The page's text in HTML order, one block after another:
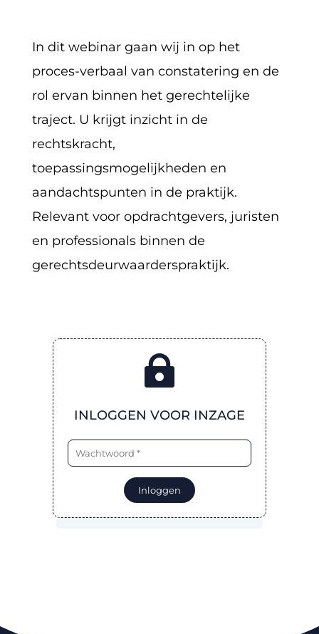
In dit webinar gaan wij in op het
proces-verbaal van constatering en de
rol ervan binnen het gerechtelijke
traject. U krijgt inzicht in de
rechtskracht,
toepassingsmogelijkheden en
aandachtspunten in de praktijk.
Relevant voor opdrachtgevers, juristen
en professionals binnen de
gerechtsdeurwaarderspraktijk.

INLOGGEN VOOR INZAGE
Inloggen